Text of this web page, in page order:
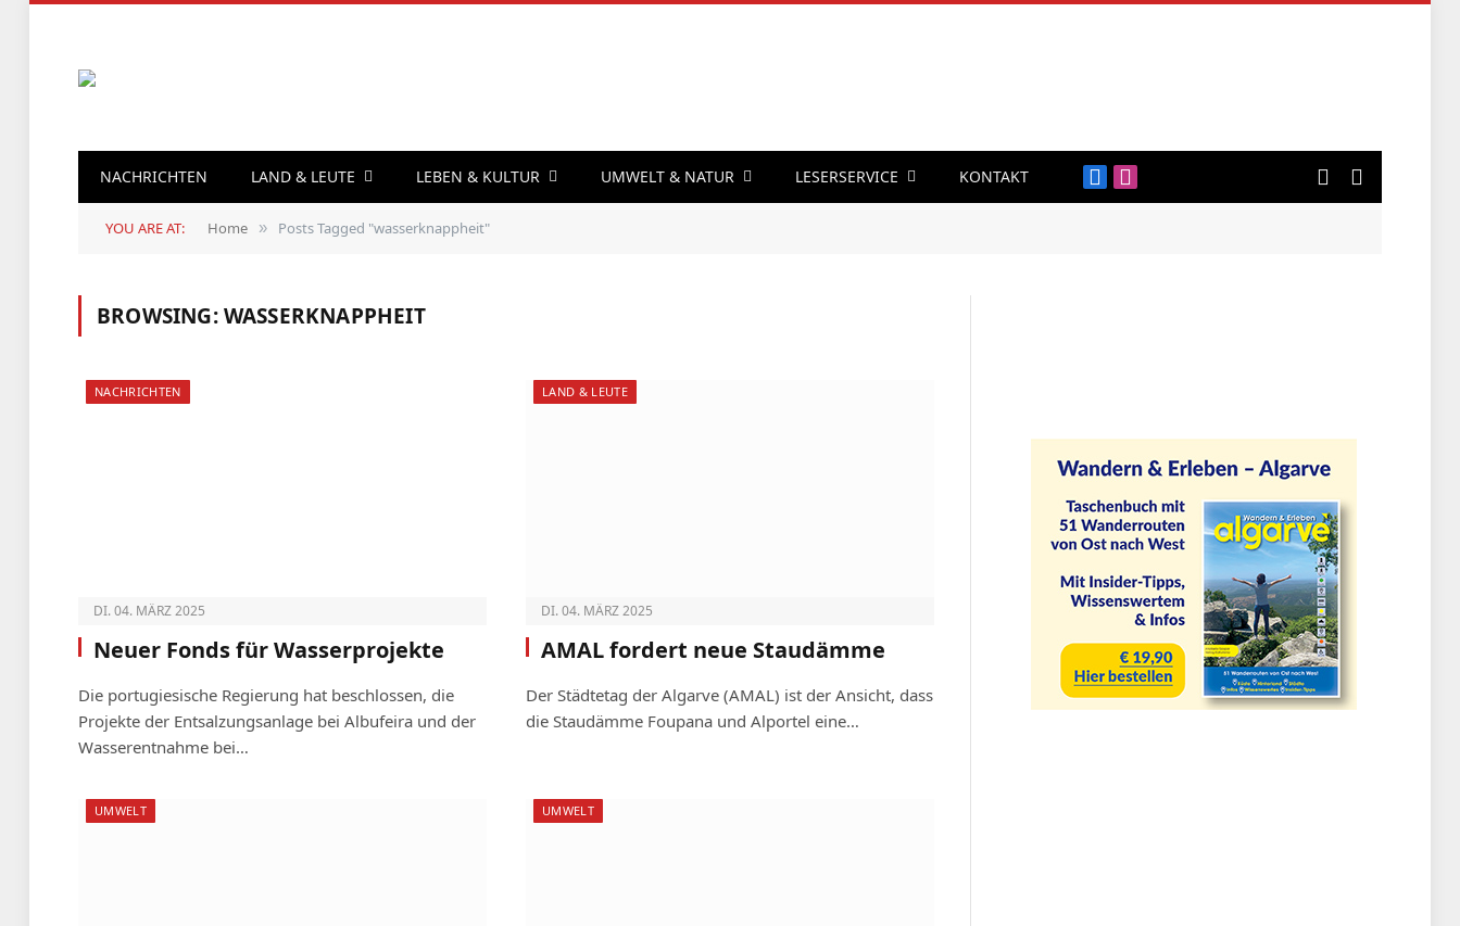
NACHRICHTEN LAND & LEUTE LEBEN & KULTUR UMWELT & NATUR LESERSERVICE KONTAKT FacebookInstagram
YOU ARE AT: Home » Posts Tagged "wasserknappheit"
BROWSING:WASSERKNAPPHEIT
NACHRICHTEN
DI. 04. MÄRZ 2025
Neuer Fonds für Wasserprojekte
Die portugiesische Regierung hat beschlossen, die
Projekte der Entsalzungsanlage bei Albufeira und der
Wasserentnahme bei…
LAND & LEUTE
DI. 04. MÄRZ 2025
AMAL fordert neue Staudämme
Der Städtetag der Algarve (AMAL) ist der Ansicht, dass
die Staudämme Foupana und Alportel eine…
UMWELT UMWELT